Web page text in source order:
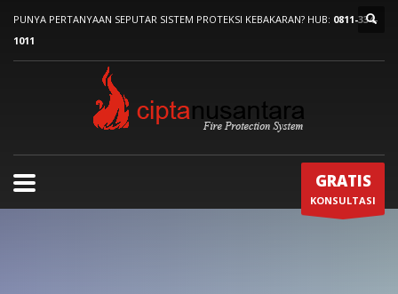
PUNYA PERTANYAAN SEPUTAR SISTEM PROTEKSI KEBAKARAN? HUB: 0811-334-
1011
GRATIS
KONSULTASI